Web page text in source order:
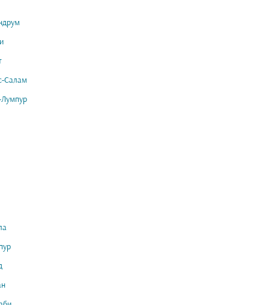
Салам
Лумпур